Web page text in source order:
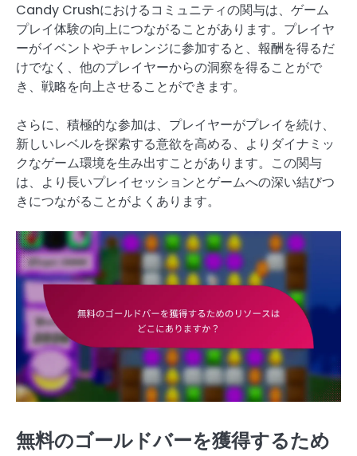
Candy Crushにおけるコミュニティの関与は、ゲーム
プレイ体験の向上につながることがあります。プレイヤ
ーがイベントやチャレンジに参加すると、報酬を得るだ
けでなく、他のプレイヤーからの洞察を得ることがで
き、戦略を向上させることができます。
さらに、積極的な参加は、プレイヤーがプレイを続け、
新しいレベルを探索する意欲を高める、よりダイナミッ
クなゲーム環境を生み出すことがあります。この関与
は、より長いプレイセッションとゲームへの深い結びつ
きにつながることがよくあります。
無料のゴールドバーを獲得するため